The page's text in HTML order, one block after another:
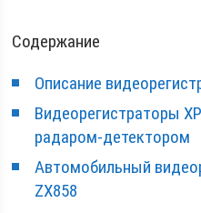
Содержание
Описание
Видеорегистраторы
радаром-детектором
Автомобильный
ZX858